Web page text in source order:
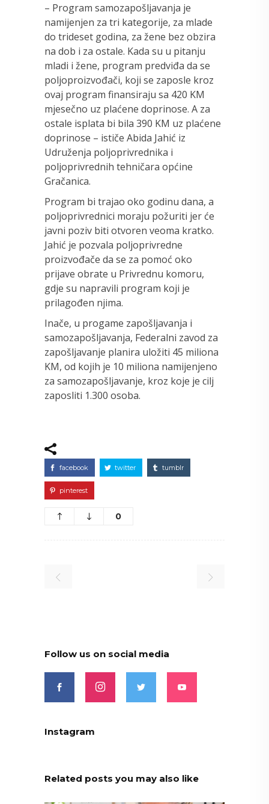
– Program samozapošljavanja je
namijenjen za tri kategorije, za mlade
do trideset godina, za žene bez obzira
na dob i za ostale. Kada su u pitanju
mladi i žene, program predviđa da se
poljoproizvođači, koji se zaposle kroz
ovaj program finansiraju sa 420 KM
mjesečno uz plaćene doprinose. A za
ostale isplata bi bila 390 KM uz plaćene
doprinose – ističe Abida Jahić iz
Udruženja poljoprivrednika i
poljoprivrednih tehničara općine
Gračanica.
Program bi trajao oko godinu dana, a
poljoprivrednici moraju požuriti jer će
javni poziv biti otvoren veoma kratko.
Jahić je pozvala poljoprivredne
proizvođače da se za pomoć oko
prijave obrate u Privrednu komoru,
gdje su napravili program koji je
prilagođen njima.
Inače, u progame zapošljavanja i
samozapošljavanja, Federalni zavod za
zapošljavanje planira uložiti 45 miliona
KM, od kojih je 10 miliona namijenjeno
za samozapošljavanje, kroz koje je cilj
zaposliti 1.300 osoba.
facebook twitter tumblr
pinterest
0
Follow us on social media
Instagram
Related posts you may also like